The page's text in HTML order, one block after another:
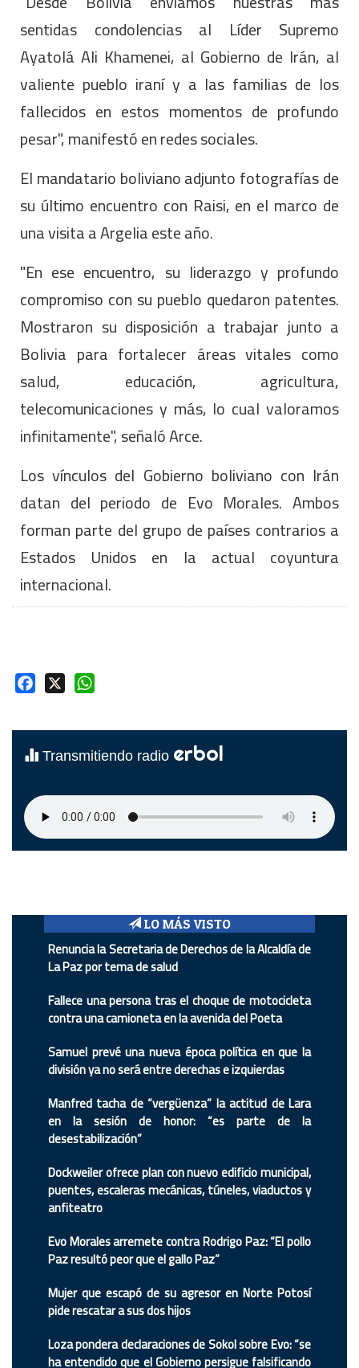
sentidas condolencias al Líder Supremo
Ayatolá Ali Khamenei, al Gobierno de Irán, al
valiente pueblo iraní y a las familias de los
fallecidos en estos momentos de profundo
pesar", manifestó en redes sociales.
El mandatario boliviano adjunto fotografías de
su último encuentro con Raisi, en el marco de
una visita a Argelia este año.
"En ese encuentro, su liderazgo y profundo
compromiso con su pueblo quedaron patentes.
Mostraron su disposición a trabajar junto a
Bolivia para fortalecer áreas vitales como
salud, educación, agricultura,
telecomunicaciones y más, lo cual valoramos
infinitamente", señaló Arce.
Los vínculos del Gobierno boliviano con Irán
datan del periodo de Evo Morales. Ambos
forman parte del grupo de países contrarios a
Estados Unidos en la actual coyuntura
internacional.
Facebook
Transmitiendo radio erbol
LO MÁS VISTO
Renuncia la Secretaria de Derechos de la Alcaldía de
La Paz por tema de salud
Fallece una persona tras el choque de motocicleta
contra una camioneta en la avenida del Poeta
Samuel prevé una nueva época política en que la
división ya no será entre derechas e izquierdas
Manfred tacha de “vergüenza” la actitud de Lara
en la sesión de honor: “es parte de la
desestabilización”
Dockweiler ofrece plan con nuevo edificio municipal,
puentes, escaleras mecánicas, túneles, viaductos y
anfiteatro
Evo Morales arremete contra Rodrigo Paz: “El pollo
Paz resultó peor que el gallo Paz”
Mujer que escapó de su agresor en Norte Potosí
pide rescatar a sus dos hijos
Loza pondera declaraciones de Sokol sobre Evo: “se
ha entendido que el Gobierno persigue falsificando